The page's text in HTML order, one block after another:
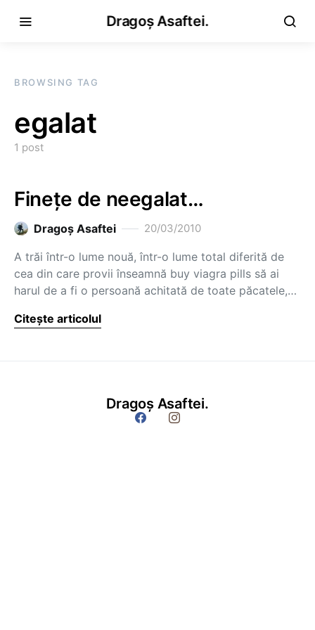
Dragoș Asaftei.
BROWSING TAG
egalat
1 post
Fineţe de neegalat…
Dragoş Asaftei 20/03/2010
A trăi într-o lume nouă, într-o lume total diferită de
cea din care provii înseamnă buy viagra pills să ai
harul de a fi o persoană achitată de toate păcatele,…
Citește articolul
Dragoș Asaftei.